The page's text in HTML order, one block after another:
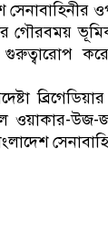
সেনাবাহিনীর
ওয়াকার-উজ-